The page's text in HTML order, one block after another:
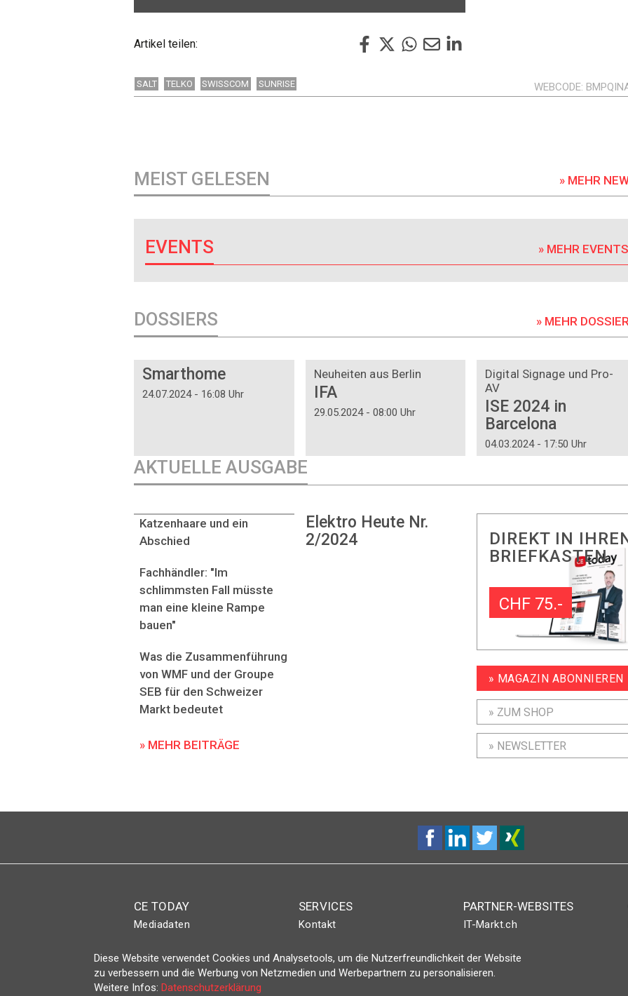
Artikel teilen:
SALT TELKO SWISSCOM SUNRISE WEBCODE
MEIST GELESEN » MEHR
EVENTS » MEHR EVENTS
DOSSIERS » MEHR
Smarthome
24.07.2024 - 16:08 Uhr
Neuheiten aus Berlin
IFA
29.05.2024 - 08:00 Uhr
Digital Signage und Pro-
AV
ISE 2024 in
Barcelona
04.03.2024 - 17:50 Uhr
AKTUELLE AUSGABE
Elektro Heute Nr.
2/2024
Katzenhaare und ein
Abschied
Fachhändler: "Im
schlimmsten Fall müsste
man eine kleine Rampe
bauen"
Was die Zusammenführung
von WMF und der Groupe
SEB für den Schweizer
Markt bedeutet
» MEHR BEITRÄGE
DIREKT IN
BRIEFKASTEN
CHF 75.-
» MAGAZIN ABONNIEREN
» ZUM SHOP
» NEWSLETTER
CE TODAY
Mediadaten
Magazin
SERVICES
Kontakt
Login
PARTNER-WEBSITES
IT-Markt.ch
ICTjournal
Diese Website verwendet Cookies und Analysetools, um die Nutzerfreundlichkeit der Website
zu verbessern und die Werbung von Netzmedien und Werbepartnern zu personalisieren.
Weitere Infos:Datenschutzerklärung